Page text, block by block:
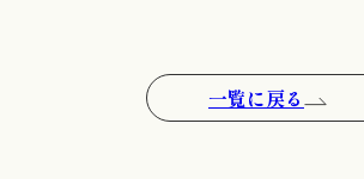
一覧に戻る